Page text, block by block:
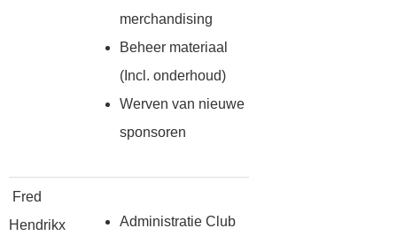
merchandising
Beheer materiaal
(Incl. onderhoud)
Werven van nieuwe
sponsoren
Fred
Hendrikx
Administratie Club